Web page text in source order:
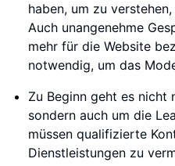
haben, um zu
Auch unangenehme
mehr für die Website
notwendig, um das
Zu Beginn geht es nicht
sondern auch um die
müssen qualifizierte
Dienstleistungen zu